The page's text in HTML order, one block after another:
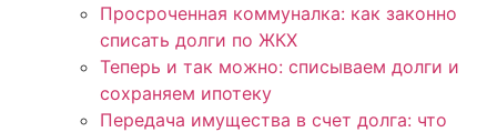
Просроченная коммуналка: как законно
списать долги по ЖКХ
Теперь и так можно: списываем долги и
сохраняем ипотеку
Передача имущества в счет долга: что